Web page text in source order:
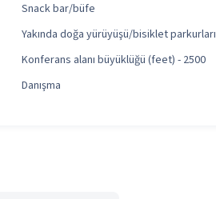
Snack bar/büfe
Yakında doğa yürüyüşü/bisiklet parkurları
Konferans alanı büyüklüğü (feet) - 2500
Danışma